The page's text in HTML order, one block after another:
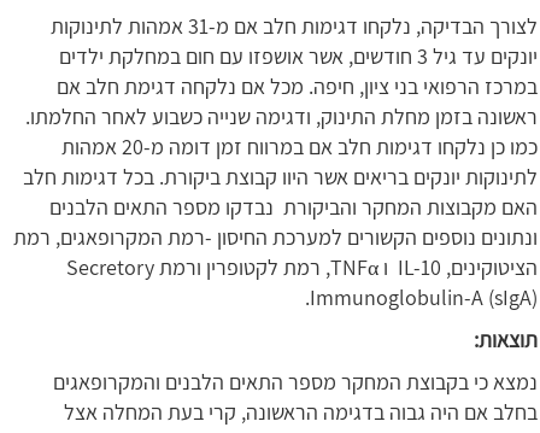
לצורך הבדיקה, נלקחו דגימות חלב אם מ-31 אמהות לתינוקות
יונקים עד גיל 3 חודשים, אשר אושפזו עם חום במחלקת ילדים
במרכז הרפואי בני ציון, חיפה. מכל אם נלקחה דגימת חלב אם
ראשונה בזמן מחלת התינוק, ודגימה שנייה כשבוע לאחר החלמתו.
כמו כן נלקחו דגימות חלב אם במרווח זמן דומה מ-20 אמהות
לתינוקות יונקים בריאים אשר היוו קבוצת ביקורת. בכל דגימות חלב
האם מקבוצות המחקר והביקורת נבדקו מספר התאים הלבנים
ונתונים נוספים הקשורים למערכת החיסון -רמת המקרופאגים, רמת
הציטוקינים, IL-10 ו TNFα, רמת לקטופרין ורמת Secretory
Immunoglobulin-A (sIgA).
תוצאות:
נמצא כי בקבוצת המחקר מספר התאים הלבנים והמקרופאגים
בחלב אם היה גבוה בדגימה הראשונה, קרי בעת המחלה אצל